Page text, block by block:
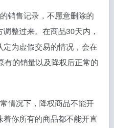
销售记录，不愿意删除的
整过来。在商品30天内，
为虚假交易的情况，会在
有的销量以及降权后正常的
情况下，降权商品不能开
你所有的商品都不能开直